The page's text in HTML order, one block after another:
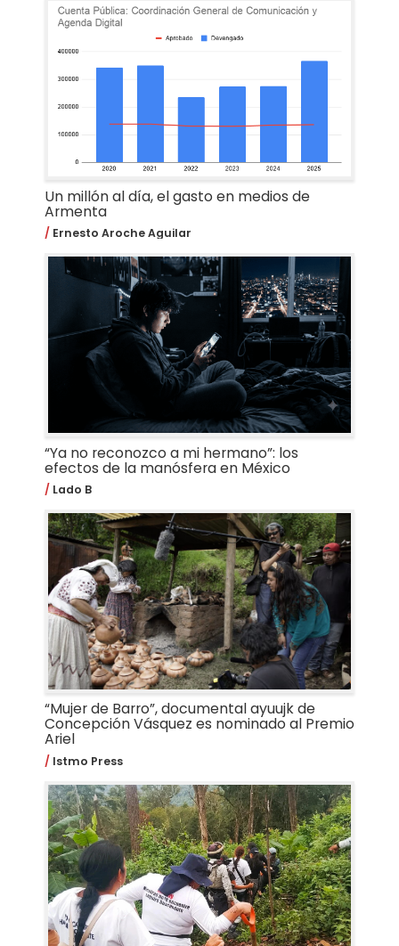
Un millón al día, el gasto en medios de
Armenta
Ernesto Aroche Aguilar
“Ya no reconozco a mi hermano”: los
efectos de la manósfera en México
Lado B
“Mujer de Barro”, documental ayuujk de
Concepción Vásquez es nominado al Premio
Ariel
Istmo Press